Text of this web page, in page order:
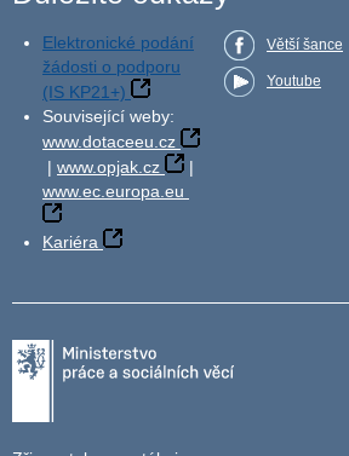
Elektronické podání
žádosti o podporu
(IS KP21+)
Související weby:
www.dotaceeu.cz
| www.opjak.cz
|
www.ec.europa.eu
Kariéra
Větší šance
Youtube